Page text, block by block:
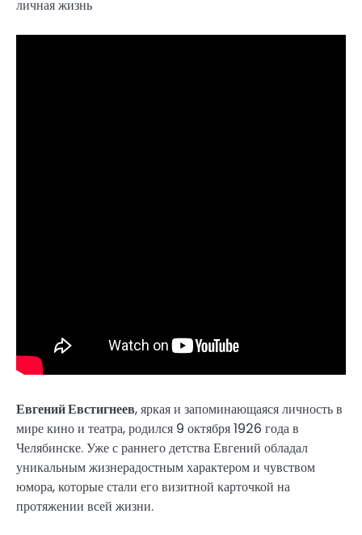
Евгений Евстигнеев, яркая и запоминающаяся личность в
мире кино и театра, родился 9 октября 1926 года в
Челябинске. Уже с раннего детства Евгений обладал
уникальным жизнерадостным характером и чувством
юмора, которые стали его визитной карточкой на
протяжении всей жизни.